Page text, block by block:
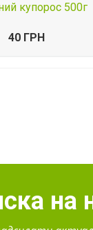
купорос 500г
40 ГРН
на